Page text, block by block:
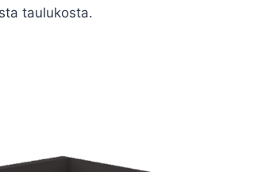
taulukosta.